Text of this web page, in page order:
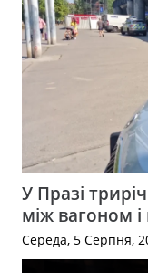
У Празі
між вагоном
Середа, 5 Серпня,